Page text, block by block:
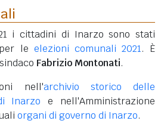
i cittadini di Inarzo sono stati
le elezioni comunali 2021. È
Fabrizio Montonati.
nell'archivio storico delle
Inarzo e nell'Amministrazione
organi di governo di Inarzo.